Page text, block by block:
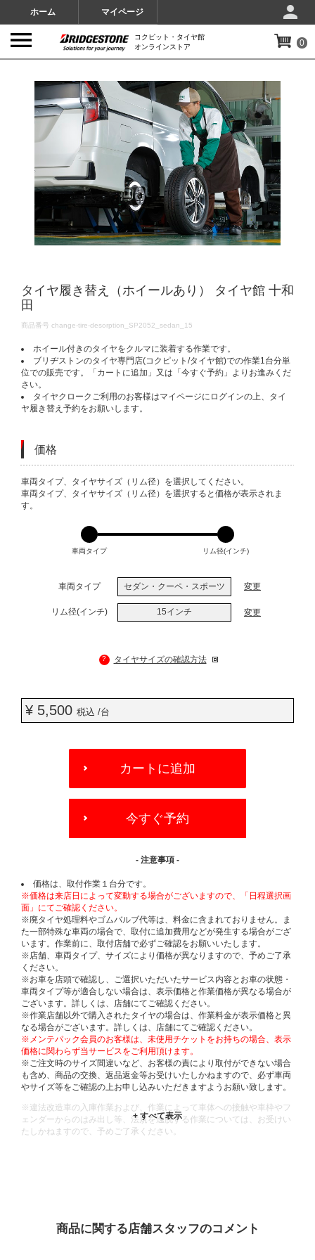
ホーム マイページ
コクピット・タイヤ館
オンラインストア
0
タイヤ履き替え（ホイールあり） タイヤ館 十和
田
DETAILS
商品番号 change-tire-desorption_SP2052_sedan_15
ホイール付きのタイヤをクルマに装着する作業です。
ブリヂストンのタイヤ専門店(コクピット/タイヤ館)での作業1台分単
位での販売です。「カートに追加」又は「今すぐ予約」よりお進みくだ
さい。
タイヤクロークご利用のお客様はマイページにログインの上、タイ
ヤ履き替え予約をお願いします。
価格
VARIATIONS
車両タイプ、タイヤサイズ（リム径）を選択してください。
車両タイプ、タイヤサイズ（リム径）を選択すると価格が表示されま
す。
車両タイプ リム径(インチ)
車両タイプ セダン・クーペ・スポーツ 変更
リム径(インチ) 15インチ 変更
? タイヤサイズの確認方法
¥ 5,500 税込 /台
OPTIONS
カートに追加
今すぐ予約
- 注意事項 -
価格は、取付作業１台分です。
※価格は来店日によって変動する場合がございますので、「日程選択画
面」にてご確認ください。
※廃タイヤ処理料やゴムバルブ代等は、料金に含まれておりません。ま
た一部特殊な車両の場合で、取付に追加費用などが発生する場合がござ
います。作業前に、取付店舗で必ずご確認をお願いいたします。
※店舗、車両タイプ、サイズにより価格が異なりますので、予めご了承
ください。
※お車を店頭で確認し、ご選択いただいたサービス内容とお車の状態・
車両タイプ等が適合しない場合は、表示価格と作業価格が異なる場合が
ございます。詳しくは、店舗にてご確認ください。
※作業店舗以外で購入されたタイヤの場合は、作業料金が表示価格と異
なる場合がございます。詳しくは、店舗にてご確認ください。
※メンテパック会員のお客様は、未使用チケットをお持ちの場合、表示
価格に関わらず当サービスをご利用頂けます。
※ご注文時のサイズ間違いなど、お客様の責により取付ができない場合
も含め、商品の交換、返品返金等お受けいたしかねますので、必ず車両
やサイズ等をご確認の上お申し込みいただきますようお願い致します。
※違法改造車の入庫作業および、作業によって車体への接触や車枠やフ
ェンダーからのはみ出し等、法規を逸脱する作業については、お受けい
たしかねますので、予めご了承ください。
商品に関する店舗スタッフのコメント